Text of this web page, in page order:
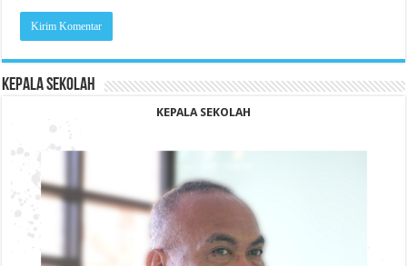
KEPALA SEKOLAH
KEPALA SEKOLAH